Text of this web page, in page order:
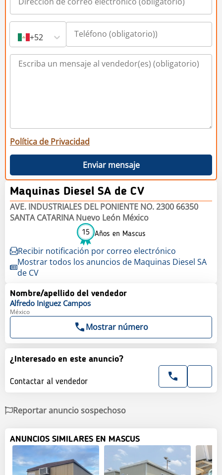
+52
Política de Privacidad
Enviar mensaje
Maquinas Diesel SA de CV
AVE. INDUSTRIALES DEL PONIENTE NO. 2300 66350
SANTA CATARINA Nuevo León México
15 Años en Mascus
Recibir notificación por correo electrónico
Mostrar todos los anuncios de Maquinas Diesel SA
de CV
Nombre/apellido del vendedor
Alfredo Iniguez Campos
México
Mostrar número
¿Interesado en este anuncio?
Contactar al vendedor
Reportar anuncio sospechoso
ANUNCIOS SIMILARES EN MASCUS